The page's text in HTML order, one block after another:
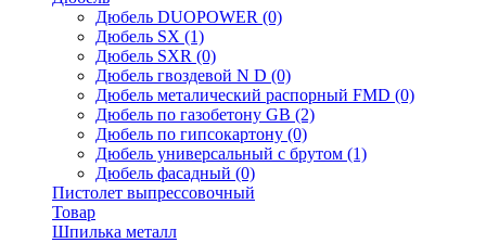
Дюбель DUOPOWER (0)
Дюбель SX (1)
Дюбель SXR (0)
Дюбель гвоздевой N D (0)
Дюбель металический распорный FMD (0)
Дюбель по газобетону GB (2)
Дюбель по гипсокартону (0)
Дюбель универсальный с брутом (1)
Дюбель фасадный (0)
Пистолет выпрессовочный
Товар
Шпилька металл